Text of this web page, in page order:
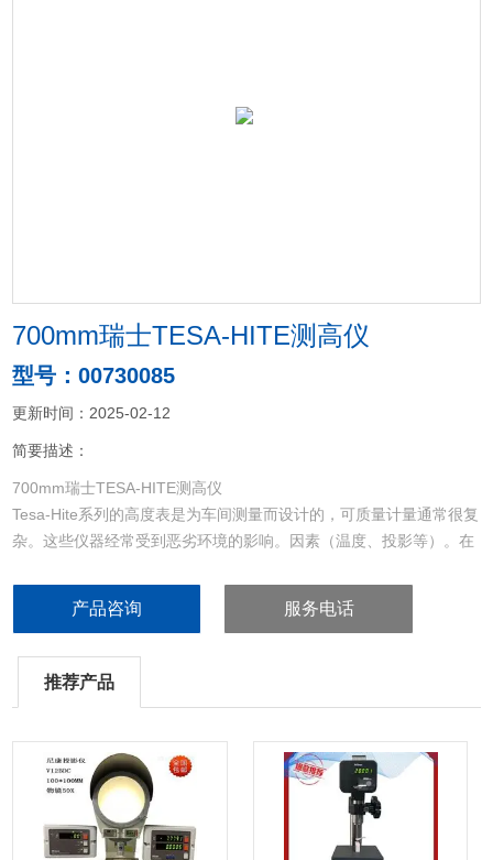
700mm瑞士TESA-HITE测高仪
型号：00730085
更新时间：2025-02-12
简要描述：
700mm瑞士TESA-HITE测高仪
Tesa-Hite系列的高度表是为车间测量而设计的，可质量计量通常很复
杂。这些仪器经常受到恶劣环境的影响。因素（温度、投影等）。在
产品咨询 服务电话
推荐产品